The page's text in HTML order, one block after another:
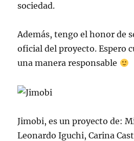
sociedad.
Además, tengo el honor de
oficial del proyecto. Espero
una manera responsable
Jimobi, es un proyecto de:
Leonardo Iguchi, Carina